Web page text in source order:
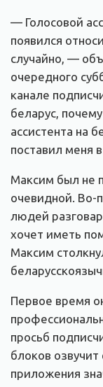
— Голосовой
появился
случайно, —
очередного
канале
беларус,
ассистента на
поставил меня
Максим был не
очевидной. Во-
людей
хочет иметь
Максим
Первое время
просьб
блоков
приложения